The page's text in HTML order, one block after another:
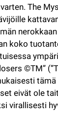
The
nerokkaan
koko
©TM”
eivät ole
virallisesti